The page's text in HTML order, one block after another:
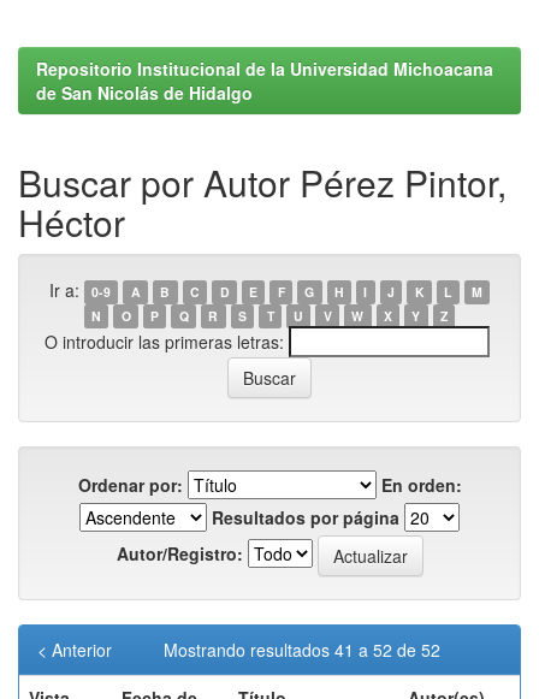
Repositorio Institucional de la Universidad Michoacana
de San Nicolás de Hidalgo
Buscar por Autor Pérez Pintor,
Héctor
Ir a: 0-9 A B C D E F G H I J K L
M
N
O P Q R S T U V W X Y Z
O introducir las primeras letras:
Ordenar por:
En orden:
Resultados por página
Autor/Registro:
Mostrando resultados 41 a 52 de 52
< Anterior